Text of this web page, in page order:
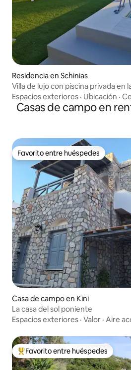
Residencia en Schinias
Villa de lujo con piscina privada en
Atenas
Espacios exteriores · Ubicación ·
Casas de campo en
Favorito entre huéspedes
Favorito entre huéspedes
Casa de campo en Kini
La casa del sol poniente
Espacios exteriores · Valor · Aire
De los mejores en Favorito entre
Favorito entre huéspedes